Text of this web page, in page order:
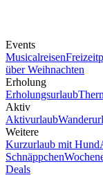
Events
Musicalreisen
über Weihnachten
Erholung
Erholungsurlaub
Aktiv
Aktivurlaub
Weitere
Kurzurlaub mit Hund
Schnäppchen
Deals